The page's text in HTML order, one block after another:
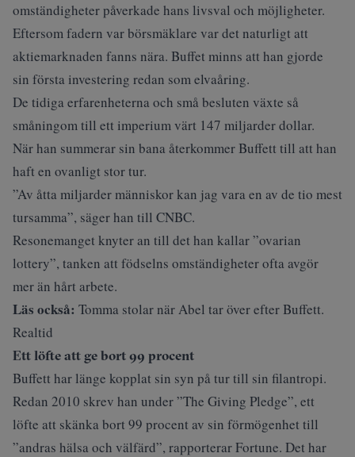
omständigheter påverkade hans livsval och möjligheter.
Eftersom fadern var börsmäklare var det naturligt att
aktiemarknaden fanns nära. Buffet minns att han gjorde
sin första investering redan som elvaåring.
De tidiga erfarenheterna och små besluten växte så
småningom till ett imperium värt 147 miljarder dollar.
När han summerar sin bana återkommer Buffett till att han
haft en ovanligt stor tur.
”Av åtta miljarder människor kan jag vara en av de tio mest
tursamma”, säger han till CNBC.
Resonemanget knyter an till det han kallar ”ovarian
lottery”, tanken att födselns omständigheter ofta avgör
mer än hårt arbete.
Läs också: Tomma stolar när Abel tar över efter Buffett.
Realtid
Ett löfte att ge bort 99 procent
Buffett har länge kopplat sin syn på tur till sin filantropi.
Redan 2010 skrev han under ”The Giving Pledge”, ett
löfte att skänka bort 99 procent av sin förmögenhet till
”andras hälsa och välfärd”, rapporterarFortune. Det har